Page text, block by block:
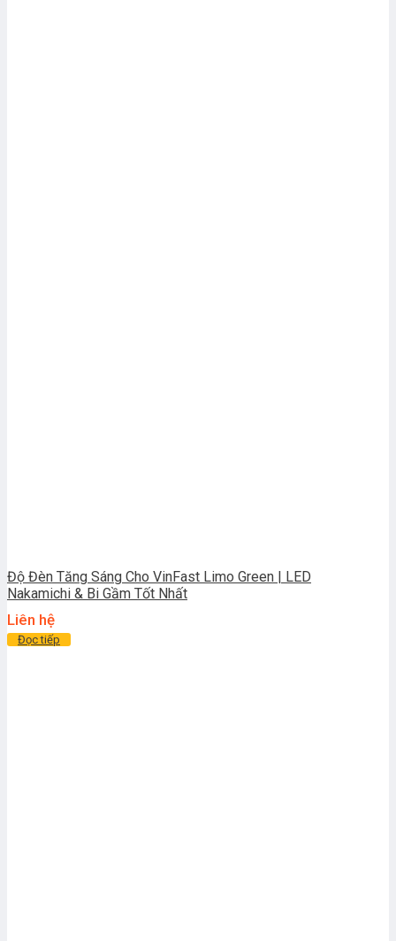
Độ Đèn Tăng Sáng Cho VinFast Limo Green | LED
Nakamichi & Bi Gầm Tốt Nhất
Liên hệ
Đọc tiếp